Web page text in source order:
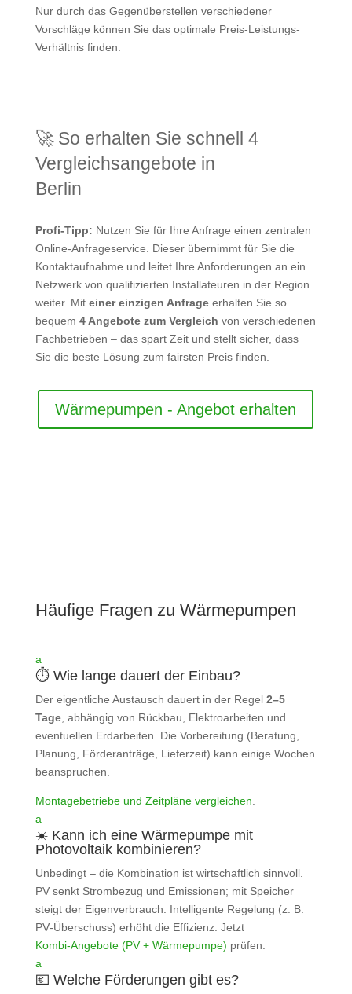
Nur durch das Gegenüberstellen verschiedener
Vorschläge können Sie das optimale Preis-Leistungs-
Verhältnis finden.
🚀 So erhalten Sie schnell 4
Vergleichsangebote in
Berlin
Profi-Tipp: Nutzen Sie für Ihre Anfrage einen zentralen
Online-Anfrageservice. Dieser übernimmt für Sie die
Kontaktaufnahme und leitet Ihre Anforderungen an ein
Netzwerk von qualifizierten Installateuren in der Region
weiter. Mit einer einzigen Anfrageerhalten Sie so
bequem 4 Angebote zum Vergleich von verschiedenen
Fachbetrieben – das spart Zeit und stellt sicher, dass
Sie die beste Lösung zum fairsten Preis finden.
Wärmepumpen - Angebot erhalten
Häufige Fragen zu Wärmepumpen
a
⏱️ Wie lange dauert der Einbau?
Der eigentliche Austausch dauert in der Regel 2–5
Tage, abhängig von Rückbau, Elektroarbeiten und
eventuellen Erdarbeiten. Die Vorbereitung (Beratung,
Planung, Förderanträge, Lieferzeit) kann einige Wochen
beanspruchen.
Montagebetriebe und Zeitpläne vergleichen
a
☀️ Kann ich eine Wärmepumpe mit
Photovoltaik kombinieren?
Unbedingt – die Kombination ist wirtschaftlich sinnvoll.
PV senkt Strombezug und Emissionen; mit Speicher
steigt der Eigenverbrauch. Intelligente Regelung (z. B.
PV‑Überschuss) erhöht die Effizienz. Jetzt
Kombi‑Angebote (PV + Wärmepumpe) prüfen.
a
💶 Welche Förderungen gibt es?